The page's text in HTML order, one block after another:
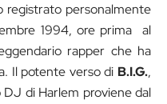
registrato personalmente
1994, ore prima al
rapper che ha
Il potente verso di B.I.G.,
DJ di Harlem proviene dal